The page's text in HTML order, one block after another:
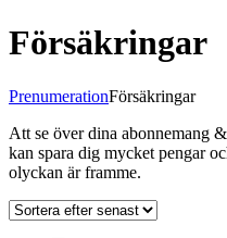
Försäkringar
PrenumerationFörsäkringar
Att se över dina abonnemang
kan spara dig mycket pengar
olyckan är framme.